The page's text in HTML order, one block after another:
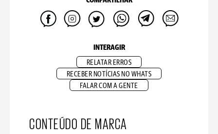
INTERAGIR
RELATAR ERROS
RECEBER NOTÍCIAS NO WHATS
FALAR COM A GENTE
CONTEÚDO DE MARCA